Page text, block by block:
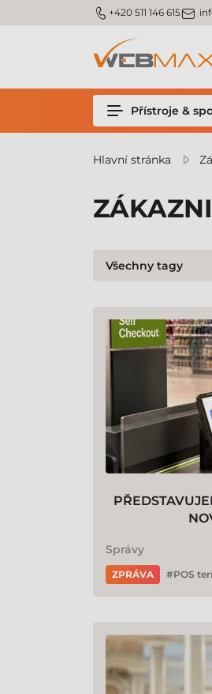
m_phone +420 511 146 615m_email
Přístroje &
Hlavní stránka
Všechny tagy
Správy
ZPRÁVA POS